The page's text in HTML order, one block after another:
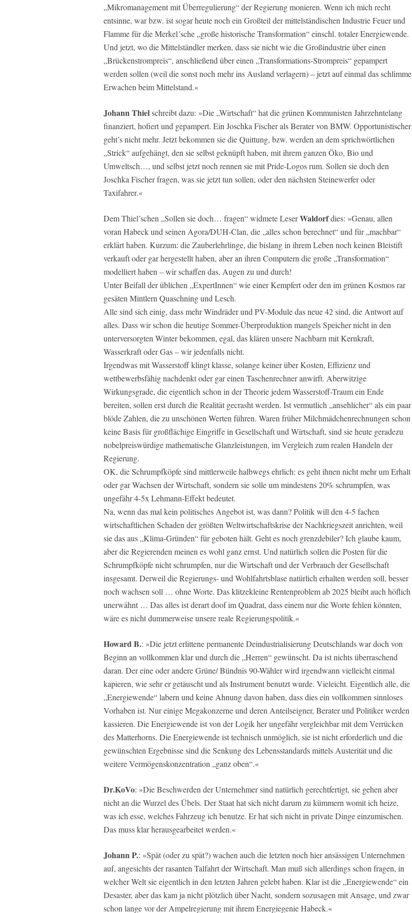
„Mikromanagement mit Überregulierung“ der Regierung monieren. Wenn ich mich recht
entsinne, war bzw. ist sogar heute noch ein Großteil der mittelständischen Industrie Feuer und
Flamme für die Merkel´sche „große historische Transformation“ einschl. totaler Energiewende.
Und jetzt, wo die Mittelständler merken, dass sie nicht wie die Großindustrie über einen
„Brückenstrompreis“, anschließend über einen „Transformations-Strompreis“ gepampert
werden sollen (weil die sonst noch mehr ins Ausland verlagern) – jetzt auf einmal das schlimme
Erwachen beim Mittelstand.«
Johann Thielschreibt dazu: »Die „Wirtschaft“ hat die grünen Kommunisten Jahrzehntelang
finanziert, hofiert und gepampert. Ein Joschka Fischer als Berater von BMW. Opportunistischer
geht’s nicht mehr. Jetzt bekommen sie die Quittung, bzw. werden an dem sprichwörtlichen
„Strick“ aufgehängt, den sie selbst geknüpft haben, mit ihrem ganzen Öko, Bio und
Umweltsch…, und selbst jetzt noch rennen sie mit Pride-Logos rum. Sollen sie doch den
Joschka Fischer fragen, was sie jetzt tun sollen, oder den nächsten Steinewerfer oder
Taxifahrer.«
Dem Thiel’schen „Sollen sie doch… fragen“ widmete LeserWaldorfdies: »Genau, allen
voran Habeck und seinen Agora/DUH-Clan, die „alles schon berechnet“ und für „machbar“
erklärt haben. Kurzum: die Zauberlehrlinge, die bislang in ihrem Leben noch keinen Bleistift
verkauft oder gar hergestellt haben, aber an ihren Computern die große „Transformation“
modelliert haben – wir schaffen das, Augen zu und durch!
Unter Beifall der üblichen „ExpertInnen“ wie einer Kempfert oder den im grünen Kosmos rar
gesäten Mintlern Quaschning und Lesch.
Alle sind sich einig, dass mehr Windräder und PV-Module das neue 42 sind, die Antwort auf
alles. Dass wir schon die heutige Sommer-Überproduktion mangels Speicher nicht in den
unterversorgten Winter bekommen, egal, das klären unsere Nachbarn mit Kernkraft,
Wasserkraft oder Gas – wir jedenfalls nicht.
Irgendwas mit Wasserstoff klingt klasse, solange keiner über Kosten, Effizienz und
wettbewerbsfähig nachdenkt oder gar einen Taschenrechner anwirft. Aberwitzige
Wirkungsgrade, die eigentlich schon in der Theorie jedem Wasserstoff-Traum ein Ende
bereiten, sollen erst durch die Realität gecrasht werden. Ist vermutlich „ansehlicher“ als ein paar
blöde Zahlen, die zu unschönen Werten führen. Waren früher Milchmädchenrechnungen schon
keine Basis für großflächige Eingriffe in Gesellschaft und Wirtschaft, sind sie heute geradezu
nobelpreiswürdige mathematische Glanzleistungen, im Vergleich zum realen Handeln der
Regierung.
OK, die Schrumpfköpfe sind mittlerweile halbwegs ehrlich: es geht ihnen nicht mehr um Erhalt
oder gar Wachsen der Wirtschaft, sondern sie solle um mindestens 20% schrumpfen, was
ungefähr 4-5x Lehmann-Effekt bedeutet.
Na, wenn das mal kein politisches Angebot ist, was dann? Politik will den 4-5 fachen
wirtschaftlichen Schaden der größten Weltwirtschaftskrise der Nachkriegszeit anrichten, weil
sie das aus „Klima-Gründen“ für geboten hält. Geht es noch grenzdebiler? Ich glaube kaum,
aber die Regierenden meinen es wohl ganz ernst. Und natürlich sollen die Posten für die
Schrumpfköpfe nicht schrumpfen, nur die Wirtschaft und der Verbrauch der Gesellschaft
insgesamt. Derweil die Regierungs- und Wohlfahrtsblase natürlich erhalten werden soll, besser
noch wachsen soll … ohne Worte. Das klitzekleine Rentenproblem ab 2025 bleibt auch höflich
unerwähnt … Das alles ist derart doof im Quadrat, dass einem nur die Worte fehlen könnten,
wäre es nicht dummerweise unsere reale Regierungspolitik.«
Howard B.: »Die jetzt erlittene permanente Deindustrialisierung Deutschlands war doch von
Beginn an vollkommen klar und durch die „Herren“ gewünscht. Da ist nichts überraschend
daran. Der eine oder andere Grüne/ Bündnis 90-Wähler wird irgendwann vielleicht einmal
kapieren, wie sehr er getäuscht und als Instrument benutzt wurde. Vieleicht. Eigentlich alle, die
„Energiewende“ labern und keine Ahnung davon haben, dass dies ein vollkommen sinnloses
Vorhaben ist. Nur einige Megakonzerne und deren Anteilseigner, Berater und Politiker werden
kassieren. Die Energiewende ist von der Logik her ungefähr vergleichbar mit dem Verrücken
des Matterhorns. Die Energiewende ist technisch unmöglich, sie ist nicht erforderlich und die
gewünschten Ergebnisse sind die Senkung des Lebensstandards mittels Austerität und die
weitere Vermögenskonzentration „ganz oben“.«
Dr.KoVo: »Die Beschwerden der Unternehmer sind natürlich gerechtfertigt, sie gehen aber
nicht an die Wurzel des Übels. Der Staat hat sich nicht darum zu kümmern womit ich heize,
was ich esse, welches Fahrzeug ich benutze. Er hat sich nicht in private Dinge einzumischen.
Das muss klar herausgearbeitet werden.«
Johann P.: »Spät (oder zu spät?) wachen auch die letzten noch hier ansässigen Unternehmen
auf, angesichts der rasanten Talfahrt der Wirtschaft. Man muß sich allerdings schon fragen, in
welcher Welt sie eigentlich in den letzten Jahren gelebt haben. Klar ist die „Energiewende“ ein
Desaster, aber das kam ja nicht plötzlich über Nacht, sondern sozusagen mit Ansage, und zwar
schon lange vor der Ampelregierung mit ihrem Energiegenie Habeck.«